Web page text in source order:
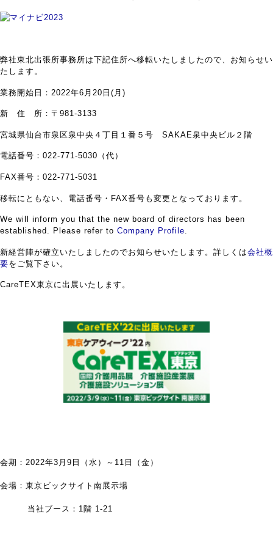
弊社東北出張所事務所は下記住所へ移転いたしましたので、お知らせい
たします。
業務開始日：2022年6月20日(月)
新 住 所：〒981-3133
宮城県仙台市泉区泉中央４丁目１番５号 SAKAE泉中央ビル２階
電話番号：022-771-5030（代）
FAX番号：022-771-5031
移転にともない、電話番号・FAX番号も変更となっております。
We will inform you that the new board of directors has been
established. Please refer to Company Profile.
新経営陣が確立いたしましたのでお知らせいたします。詳しくは会社概
要をご覧下さい。
CareTEX東京に出展いたします。
会期：2022年3月9日（水）～11日（金）
会場：東京ビックサイト南展示場
当社ブース：1階 1-21